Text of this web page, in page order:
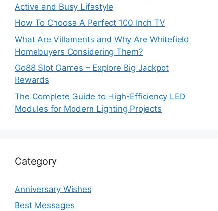
Active and Busy Lifestyle
How To Choose A Perfect 100 Inch TV
What Are Villaments and Why Are Whitefield
Homebuyers Considering Them?
Go88 Slot Games – Explore Big Jackpot
Rewards
The Complete Guide to High-Efficiency LED
Modules for Modern Lighting Projects
Category
Anniversary Wishes
Best Messages